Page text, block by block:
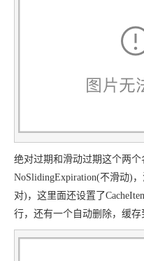
绝对过期和滑动过期这个两
NoSlidingExpiration(不滑动)
对)，这里面还设置了
行，还有一个自动删除，缓